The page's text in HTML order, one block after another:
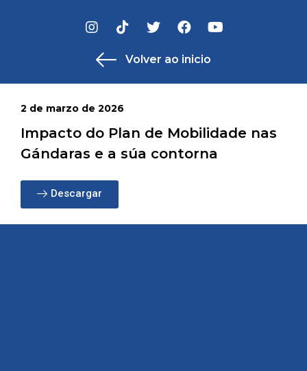
Volver ao inicio
2 de marzo de 2026
Impacto do Plan de Mobilidade nas
Gándaras e a súa contorna
Descargar